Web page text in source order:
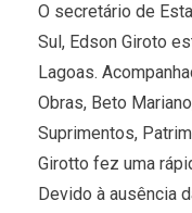
O secretário de
Sul, Edson Giroto
Lagoas.
Obras, Beto
Suprimentos,
Girotto fez uma
Devido à ausência